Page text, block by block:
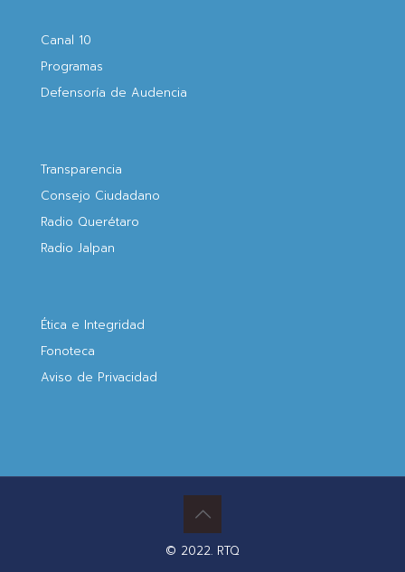
Canal 10
Programas
Defensoría de Audencia
Transparencia
Consejo Ciudadano
Radio Querétaro
Radio Jalpan
Ética e Integridad
Fonoteca
Aviso de Privacidad
© 2022. RTQ